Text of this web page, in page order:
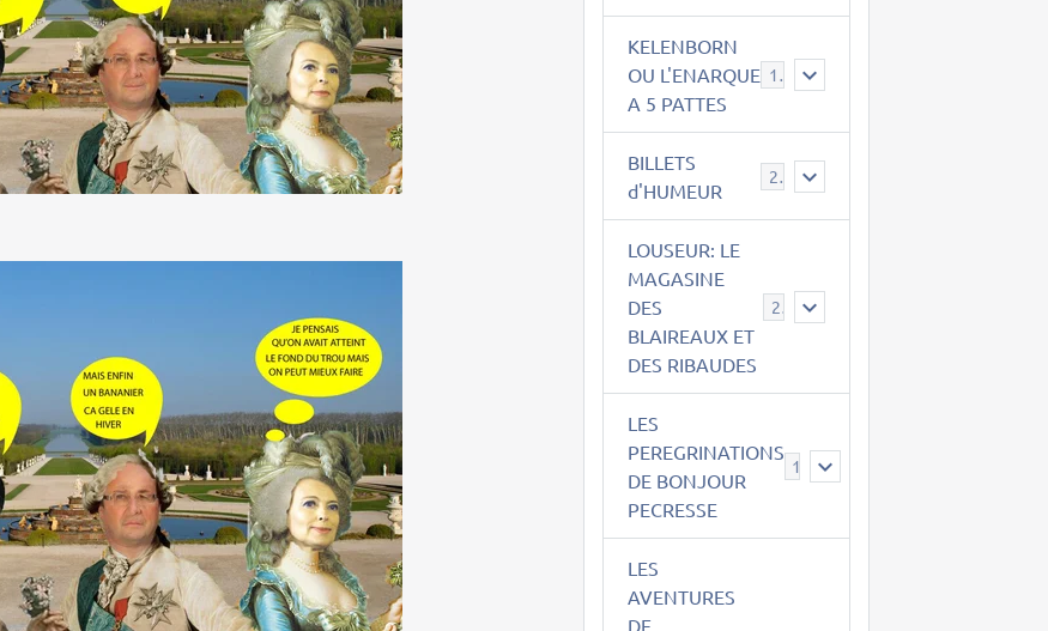
KELENBORN
OU L'ENARQUE
A 5 PATTES
14
BILLETS
d'HUMEUR
2
LOUSEUR: LE
MAGASINE
DES
BLAIREAUX ET
DES RIBAUDES
21
LES
PEREGRINATIONS
DE BONJOUR
PECRESSE
14
LES
AVENTURES
DE